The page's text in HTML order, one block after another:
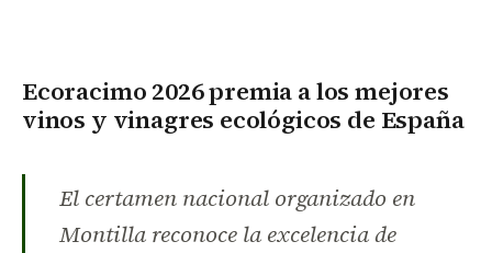
Ecoracimo 2026 premia a los mejores
vinos y vinagres ecológicos de España
El certamen nacional organizado en
Montilla reconoce la excelencia de